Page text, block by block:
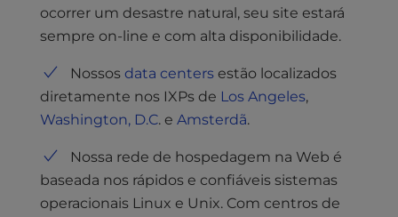
ocorrer um desastre natural, seu site estará
sempre on-line e com alta disponibilidade.
Nossos data centers estão localizados
diretamente nos IXPs de Los Angeles,
Washington, D.C. e Amsterdã.
Nossa rede de hospedagem na Web é
baseada nos rápidos e confiáveis sistemas
operacionais Linux e Unix. Com centros de